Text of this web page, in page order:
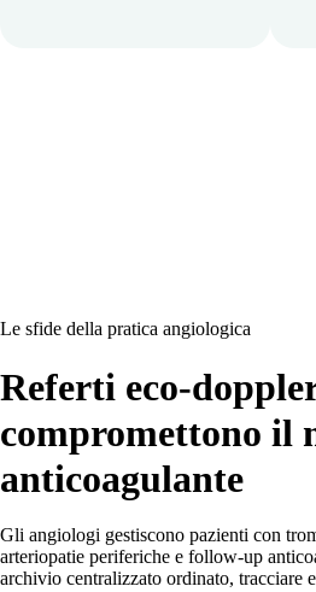
Le sfide della pratica angiologica
Referti eco-
compromettono il
anticoagulante
Gli angiologi gestiscono pazienti con
arteriopatie periferiche e follow-up
archivio centralizzato ordinato, tracciare